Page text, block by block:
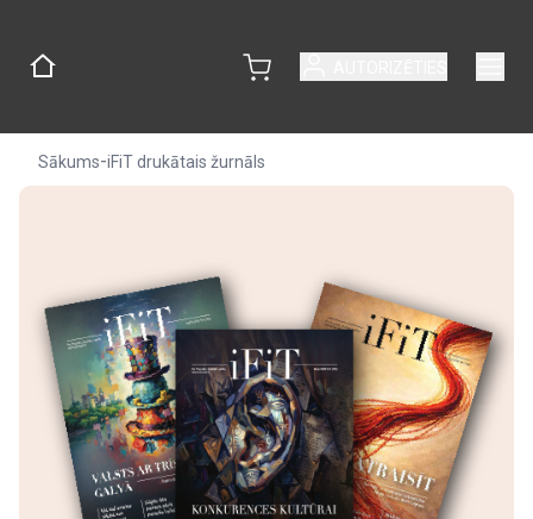
Sākums-iFiT drukātais žurnāls